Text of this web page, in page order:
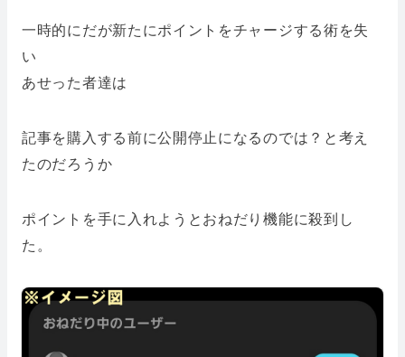
一時的にだが新たにポイントをチャージする術を失
い
あせった者達は
記事を購入する前に公開停止になるのでは？と考え
たのだろうか
ポイントを手に入れようとおねだり機能に殺到し
た。